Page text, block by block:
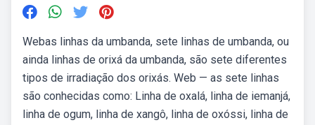
Webas linhas da umbanda, sete linhas de umbanda, ou
ainda linhas de orixá da umbanda, são sete diferentes
tipos de irradiação dos orixás. Web — as sete linhas
são conhecidas como: Linha de oxalá, linha de iemanjá,
linha de ogum, linha de xangô, linha de oxóssi, linha de